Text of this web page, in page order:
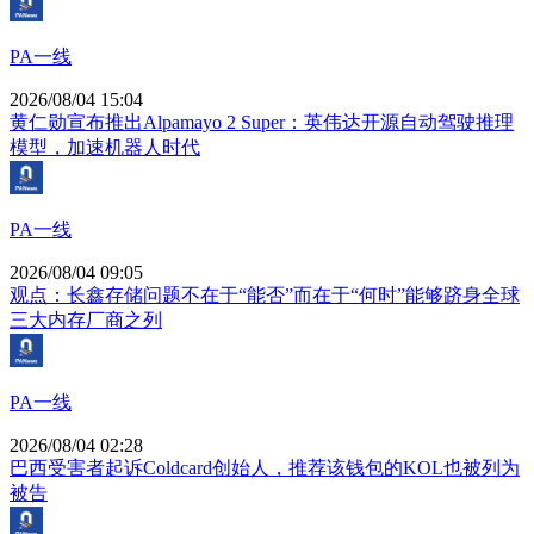
PA一线
2026/08/04 15:04
黄仁勋宣布推出Alpamayo 2 Super：英伟达开源自动驾驶推理
模型，加速机器人时代
PA一线
2026/08/04 09:05
观点：长鑫存储问题不在于“能否”而在于“何时”能够跻身全球
三大内存厂商之列
PA一线
2026/08/04 02:28
巴西受害者起诉Coldcard创始人，推荐该钱包的KOL也被列为
被告